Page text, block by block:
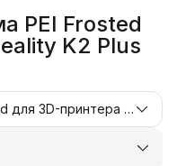
PEI Frosted
K2 Plus
Печатная платформа PEI Frosted для 3D-принтера Creality K2 Plus